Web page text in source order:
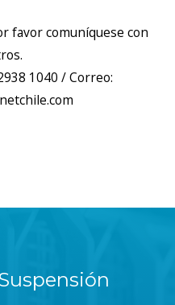
favor comuníquese con
1040 / Correo: